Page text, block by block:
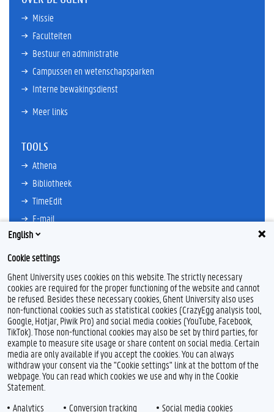
Missie
Faculteiten
Bestuur en administratie
Campussen en wetenschapsparken
Interne bewakingsdienst
Meer links
TOOLS
Athena
Bibliotheek
TimeEdit
E-mail
Ufora
Oasis
Research Explorer
F
a
c
e
b
o
o
k
L
i
n
k
e
d
I
Y
o
u
T
u
b
e
I
n
s
t
a
g
r
Feedback
Privacy
Disclaimer
English
Cookie settings
Ghent University uses cookies on this website. The strictly necessary
cookies are required for the proper functioning of the website and cannot
be refused. Besides these necessary cookies, Ghent University also uses
non-functional cookies such as statistical cookies (CrazyEgg analysis tool,
Google, Hotjar, Piwik Pro) and social media cookies (YouTube, Facebook,
TikTok). Those non-functional cookies may also be set by third parties, for
example to measure site usage or share content on social media. Certain
media are only available if you accept the cookies. You can always
withdraw your consent via the "Cookie settings" link at the bottom of the
webpage. You can read which cookies we use and why in the Cookie
Statement.
Analytics
Conversion tracking Social media cookies